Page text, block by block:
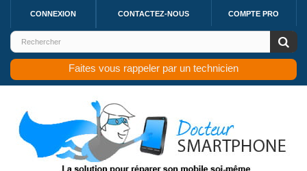
CONNEXION CONTACTEZ-NOUS COMPTE PRO
Faites vous rappeler par un technicien